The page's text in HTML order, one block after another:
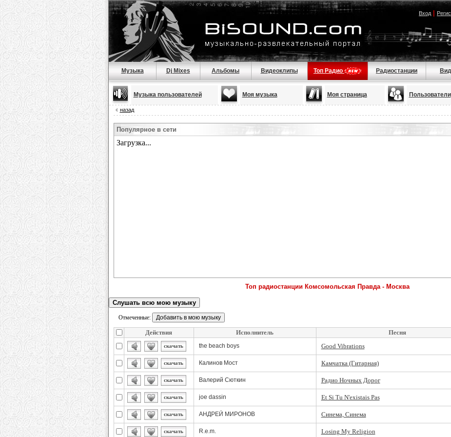
Вход|
Музыка Dj Mixes Альбомы Видеоклипы Топ Радио Радиостанции
Музыка пользователей Моя музыка Моя страница Пользователи
назад
Популярное в сети
Топ радиостанции Комсомольская Правда - Москва
Слушать всю мою музыку
Отмеченные:
Действия Исполнитель Песня
скачать the beach boys Good Vibrations
скачать Калинов Мост Камчатка (Гитарная)
скачать Валерий Сюткин Радио Ночных Дорог
скачать joe dassin Et Si Tu N'existais Pas
скачать АНДРЕЙ МИРОНОВ Синема, Синема
скачать R.e.m. Losing My Religion